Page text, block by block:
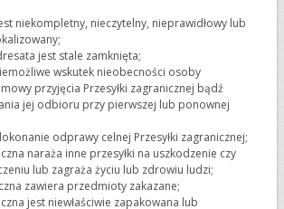
niekompletny, nieczytelny, nieprawidłowy lub
jest stale zamknięta;
wskutek nieobecności osoby
przyjęcia Przesyłki zagranicznej bądź
jej odbioru przy pierwszej lub ponownej
odprawy celnej Przesyłki zagranicznej;
naraża inne przesyłki na uszkodzenie czy
lub zagraża życiu lub zdrowiu ludzi;
zawiera przedmioty zakazane;
jest niewłaściwie zapakowana lub